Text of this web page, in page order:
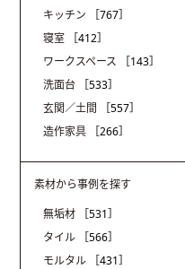
キッチン
［767］
寝室
［412］
ワークスペース
［143］
洗面台
［533］
玄関／土間
［557］
造作家具
［266］
素材から事例を探す
無垢材
［531］
タイル
［566］
モルタル
［431］